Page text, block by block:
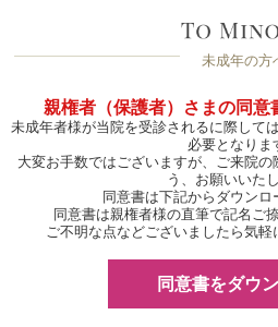
未成年の方
親権者（保護者）さまの同意
未成年者様が当院を受診されるに際して
必要となりま
大変お手数ではございますが、ご来院
う、お願いいたし
同意書は下記からダウンロ
同意書は親権者様の直筆で記名ご
ご不明な点などございましたら気軽
同意書をダウ